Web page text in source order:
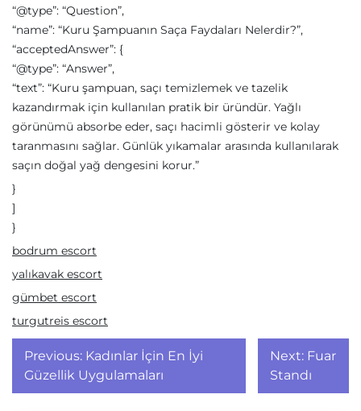
“@type”: “Question”,
“name”: “Kuru Şampuanın Saça Faydaları Nelerdir?”,
“acceptedAnswer”: {
“@type”: “Answer”,
“text”: “Kuru şampuan, saçı temizlemek ve tazelik
kazandırmak için kullanılan pratik bir üründür. Yağlı
görünümü absorbe eder, saçı hacimli gösterir ve kolay
taranmasını sağlar. Günlük yıkamalar arasında kullanılarak
saçın doğal yağ dengesini korur.”
}
]
}
bodrum escort
yalıkavak escort
gümbet escort
turgutreis escort
Yazı
gezinmesi
Previous: Kadınlar İçin En İyi
Güzellik Uygulamaları
Next: Fuar
Standı